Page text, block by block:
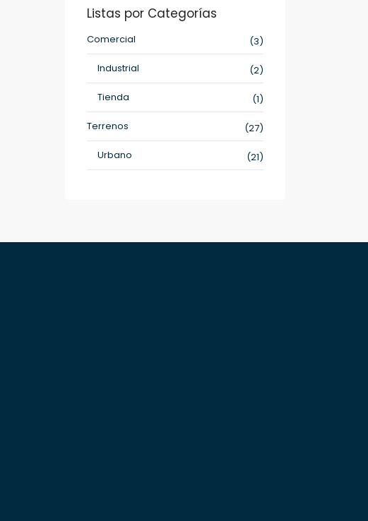
Listas por Categorías
Comercial
(3)
Industrial
(2)
Tienda
(1)
Terrenos
(27)
Urbano
(21)